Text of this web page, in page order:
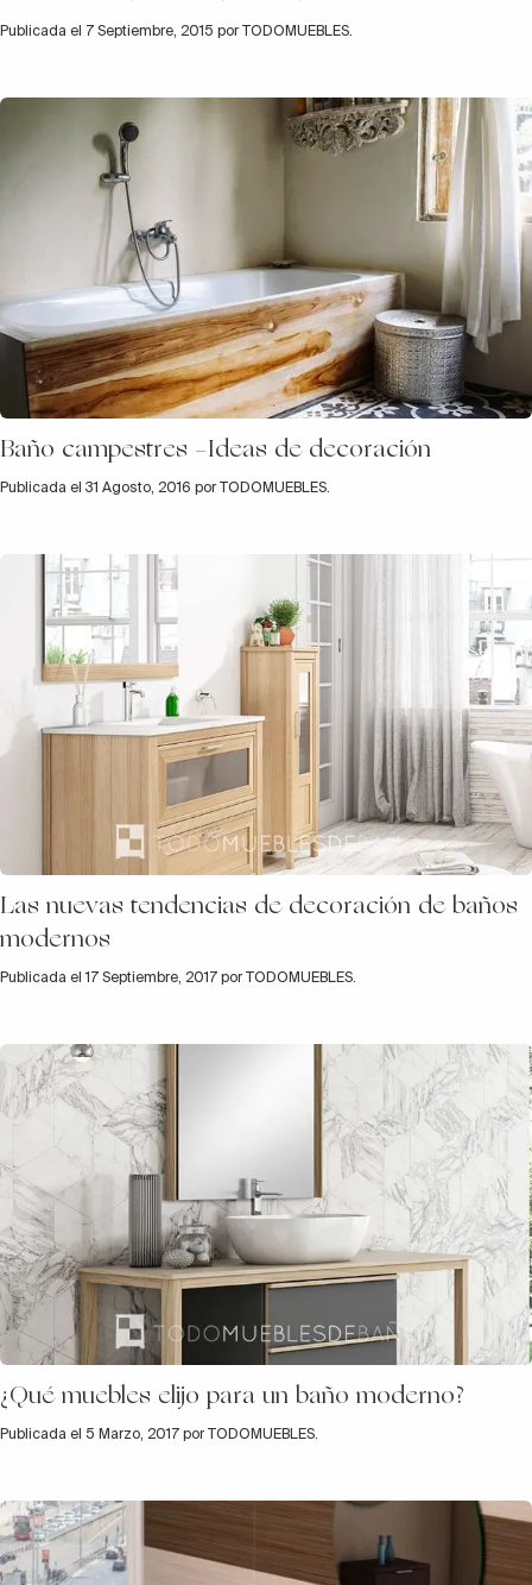
Publicada el 7 Septiembre, 2015 por TODOMUEBLES.
Baño campestres -Ideas de decoración
Publicada el 31 Agosto, 2016 por TODOMUEBLES.
Las nuevas tendencias de decoración de baños
modernos
Publicada el 17 Septiembre, 2017 por TODOMUEBLES.
¿Qué muebles elijo para un baño moderno?
Publicada el 5 Marzo, 2017 por TODOMUEBLES.